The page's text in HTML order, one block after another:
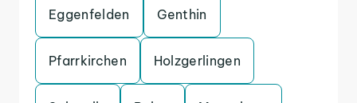
Eggenfelden Genthin
Pfarrkirchen Holzgerlingen